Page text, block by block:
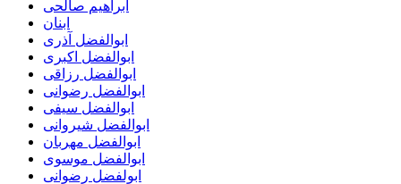
ابراهیم صالحی
ابنان
ابوالفضل آذری
ابوالفضل اکبری
ابوالفضل رزاقی
ابوالفضل رضوانی
ابوالفضل سیفی
ابوالفضل شیروانی
ابوالفضل مهربان
ابوالفضل موسوی
ابولفضل رضوانی